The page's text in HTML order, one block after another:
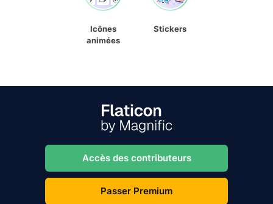
Icônes
animées
Stickers
Accès des contributeurs
Passer Premium